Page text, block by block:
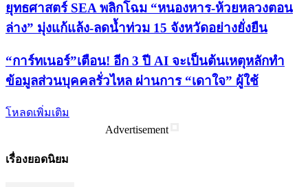
ยุทธศาสตร์ SEA พลิกโฉม “หนองหาร-ห้วยหลวงตอน
ล่าง” มุ่งแก้แล้ง-ลดน้ำท่วม 15 จังหวัดอย่างยั่งยืน
“การ์ทเนอร์”เตือน! อีก 3 ปี AI จะเป็นต้นเหตุหลักทำ
ข้อมูลส่วนบุคคลรั่วไหล ผ่านการ “เดาใจ” ผู้ใช้
โหลดเพิ่มเติม
Advertisement
เรื่องยอดนิยม